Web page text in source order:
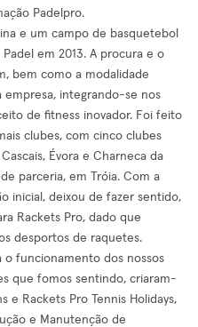
Padelpro.
e um campo de basquetebol
em 2013. A procura e o
bem como a modalidade
empresa, integrando-se nos
de fitness inovador. Foi feito
clubes, com cinco clubes
Évora e Charneca da
parceria, em Tróia. Com a
inicial, deixou de fazer sentido,
Rackets Pro, dado que
desportos de raquetes.
o funcionamento dos nossos
que fomos sentindo, criaram-
e Rackets Pro Tennis Holidays,
e Manutenção de